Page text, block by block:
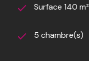
DPE en D !!!
Surface 140 m²
5 chambre(s)